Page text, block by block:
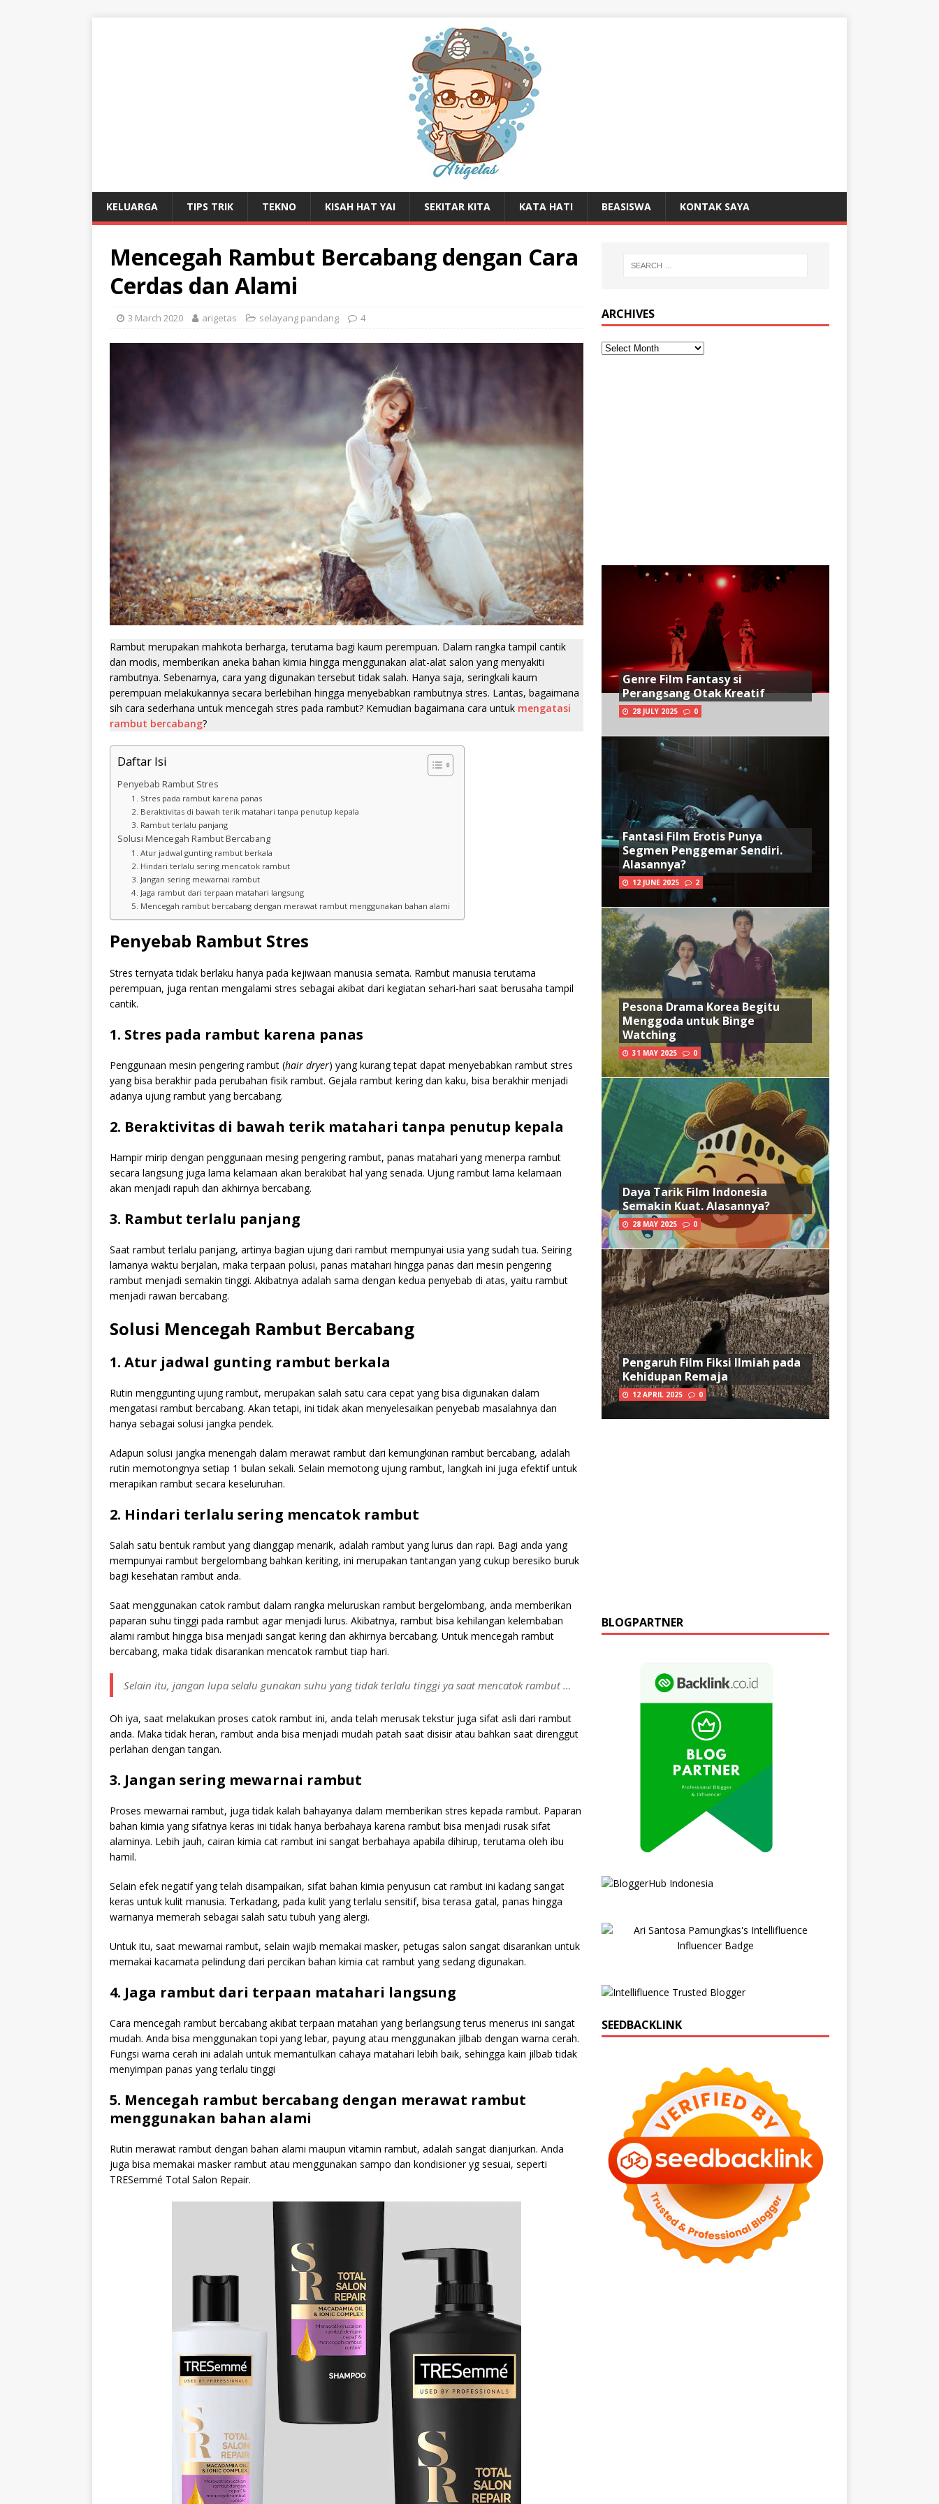
KELUARGA TIPS TRIK TEKNO KISAH HAT YAI SEKITAR KITA KATA HATI BEASISWA KONTAK SAYA
Mencegah Rambut Bercabang dengan Cara
Cerdas dan Alami
3 March 2020 arigetas selayang pandang 4
Rambut merupakan mahkota berharga, terutama bagi kaum perempuan. Dalam rangka tampil cantik
dan modis, memberikan aneka bahan kimia hingga menggunakan alat-alat salon yang menyakiti
rambutnya. Sebenarnya, cara yang digunakan tersebut tidak salah. Hanya saja, seringkali kaum
perempuan melakukannya secara berlebihan hingga menyebabkan rambutnya stres. Lantas, bagaimana
sih cara sederhana untuk mencegah stres pada rambut? Kemudian bagaimana cara untuk mengatasi
rambut bercabang?
Daftar Isi
Penyebab Rambut Stres
1. Stres pada rambut karena panas
2. Beraktivitas di bawah terik matahari tanpa penutup kepala
3. Rambut terlalu panjang
Solusi Mencegah Rambut Bercabang
1. Atur jadwal gunting rambut berkala
2. Hindari terlalu sering mencatok rambut
3. Jangan sering mewarnai rambut
4. Jaga rambut dari terpaan matahari langsung
5. Mencegah rambut bercabang dengan merawat rambut menggunakan bahan alami
Penyebab Rambut Stres
Stres ternyata tidak berlaku hanya pada kejiwaan manusia semata. Rambut manusia terutama
perempuan, juga rentan mengalami stres sebagai akibat dari kegiatan sehari-hari saat berusaha tampil
cantik.
1. Stres pada rambut karena panas
Penggunaan mesin pengering rambut (hair dryer) yang kurang tepat dapat menyebabkan rambut stres
yang bisa berakhir pada perubahan fisik rambut. Gejala rambut kering dan kaku, bisa berakhir menjadi
adanya ujung rambut yang bercabang.
2. Beraktivitas di bawah terik matahari tanpa penutup kepala
Hampir mirip dengan penggunaan mesing pengering rambut, panas matahari yang menerpa rambut
secara langsung juga lama kelamaan akan berakibat hal yang senada. Ujung rambut lama kelamaan
akan menjadi rapuh dan akhirnya bercabang.
3. Rambut terlalu panjang
Saat rambut terlalu panjang, artinya bagian ujung dari rambut mempunyai usia yang sudah tua. Seiring
lamanya waktu berjalan, maka terpaan polusi, panas matahari hingga panas dari mesin pengering
rambut menjadi semakin tinggi. Akibatnya adalah sama dengan kedua penyebab di atas, yaitu rambut
menjadi rawan bercabang.
Solusi Mencegah Rambut Bercabang
1. Atur jadwal gunting rambut berkala
Rutin menggunting ujung rambut, merupakan salah satu cara cepat yang bisa digunakan dalam
mengatasi rambut bercabang. Akan tetapi, ini tidak akan menyelesaikan penyebab masalahnya dan
hanya sebagai solusi jangka pendek.
Adapun solusi jangka menengah dalam merawat rambut dari kemungkinan rambut bercabang, adalah
rutin memotongnya setiap 1 bulan sekali. Selain memotong ujung rambut, langkah ini juga efektif untuk
merapikan rambut secara keseluruhan.
2. Hindari terlalu sering mencatok rambut
Salah satu bentuk rambut yang dianggap menarik, adalah rambut yang lurus dan rapi. Bagi anda yang
mempunyai rambut bergelombang bahkan keriting, ini merupakan tantangan yang cukup beresiko buruk
bagi kesehatan rambut anda.
Saat menggunakan catok rambut dalam rangka meluruskan rambut bergelombang, anda memberikan
paparan suhu tinggi pada rambut agar menjadi lurus. Akibatnya, rambut bisa kehilangan kelembaban
alami rambut hingga bisa menjadi sangat kering dan akhirnya bercabang. Untuk mencegah rambut
bercabang, maka tidak disarankan mencatok rambut tiap hari.
Selain itu, jangan lupa selalu gunakan suhu yang tidak terlalu tinggi ya saat mencatok rambut …
Oh iya, saat melakukan proses catok rambut ini, anda telah merusak tekstur juga sifat asli dari rambut
anda. Maka tidak heran, rambut anda bisa menjadi mudah patah saat disisir atau bahkan saat direnggut
perlahan dengan tangan.
3. Jangan sering mewarnai rambut
Proses mewarnai rambut, juga tidak kalah bahayanya dalam memberikan stres kepada rambut. Paparan
bahan kimia yang sifatnya keras ini tidak hanya berbahaya karena rambut bisa menjadi rusak sifat
alaminya. Lebih jauh, cairan kimia cat rambut ini sangat berbahaya apabila dihirup, terutama oleh ibu
hamil.
Selain efek negatif yang telah disampaikan, sifat bahan kimia penyusun cat rambut ini kadang sangat
keras untuk kulit manusia. Terkadang, pada kulit yang terlalu sensitif, bisa terasa gatal, panas hingga
warnanya memerah sebagai salah satu tubuh yang alergi.
Untuk itu, saat mewarnai rambut, selain wajib memakai masker, petugas salon sangat disarankan untuk
memakai kacamata pelindung dari percikan bahan kimia cat rambut yang sedang digunakan.
4. Jaga rambut dari terpaan matahari langsung
Cara mencegah rambut bercabang akibat terpaan matahari yang berlangsung terus menerus ini sangat
mudah. Anda bisa menggunakan topi yang lebar, payung atau menggunakan jilbab dengan warna cerah.
Fungsi warna cerah ini adalah untuk memantulkan cahaya matahari lebih baik, sehingga kain jilbab tidak
menyimpan panas yang terlalu tinggi
5. Mencegah rambut bercabang dengan merawat rambut
menggunakan bahan alami
Rutin merawat rambut dengan bahan alami maupun vitamin rambut, adalah sangat dianjurkan. Anda
juga bisa memakai masker rambut atau menggunakan sampo dan kondisioner yg sesuai, seperti
TRESemmé Total Salon Repair.
ARCHIVES
Genre Film Fantasy si
Perangsang Otak Kreatif
28 JULY 2025 0
Fantasi Film Erotis Punya
Segmen Penggemar Sendiri.
Alasannya?
12 JUNE 2025 2
Pesona Drama Korea Begitu
Menggoda untuk Binge
Watching
31 MAY 2025 0
Daya Tarik Film Indonesia
Semakin Kuat. Alasannya?
28 MAY 2025 0
Pengaruh Film Fiksi Ilmiah pada
Kehidupan Remaja
12 APRIL 2025 0
BLOGPARTNER
SEEDBACKLINK